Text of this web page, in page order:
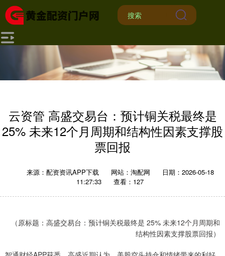
云资管 高盛交易台：预计铜关税最终是
25% 未来12个月周期和结构性因素支撑股
票回报
来源：配资资讯APP下载 网站：淘配网
日期：2026-05-18
11:27:33
查看：127
（原标题：高盛交易台：预计铜关税最终是 25% 未来12个月周期和
结构性因素支撑股票回报）